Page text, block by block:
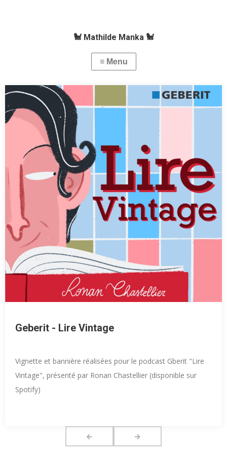
🐩 Mathilde Manka 🐩
Geberit - Lire Vintage
Vignette et bannière réalisées pour le podcast Gberit "Lire
Vintage", présenté par Ronan Chastellier (disponible sur
Spotify)